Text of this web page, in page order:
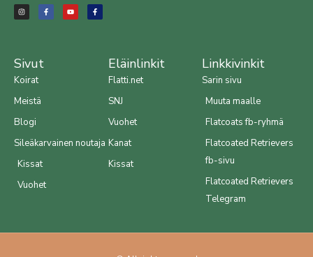
s
t
a
c
e
b
u
t
u
c
e
b
Sivut
Koirat
Meistä
Blogi
Sileäkarvainen noutaja
Kissat
Vuohet
Eläinlinkit
Flatti.net
SNJ
Vuohet
Kanat
Kissat
Linkkivinkit
Sarin sivu
Muuta maalle
Flatcoats fb-ryhmä
Flatcoated Retrievers
fb-sivu
Flatcoated Retrievers
Telegram